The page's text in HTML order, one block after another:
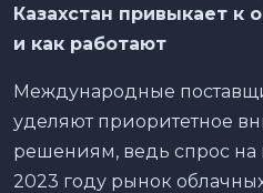
Казахстан привыкает к
и как работают
Международные
уделяют приоритетное
решениям, ведь спрос на
2023 году рынок